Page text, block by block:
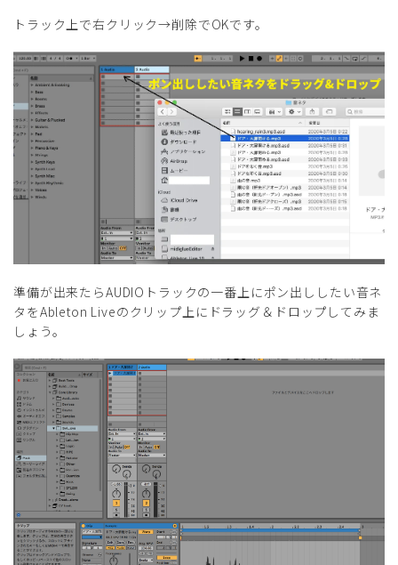
トラック上で右クリック→削除でOKです。
準備が出来たらAUDIOトラックの一番上にポン出ししたい音ネ
タをAbleton Liveのクリップ上にドラッグ＆ドロップしてみま
しょう。